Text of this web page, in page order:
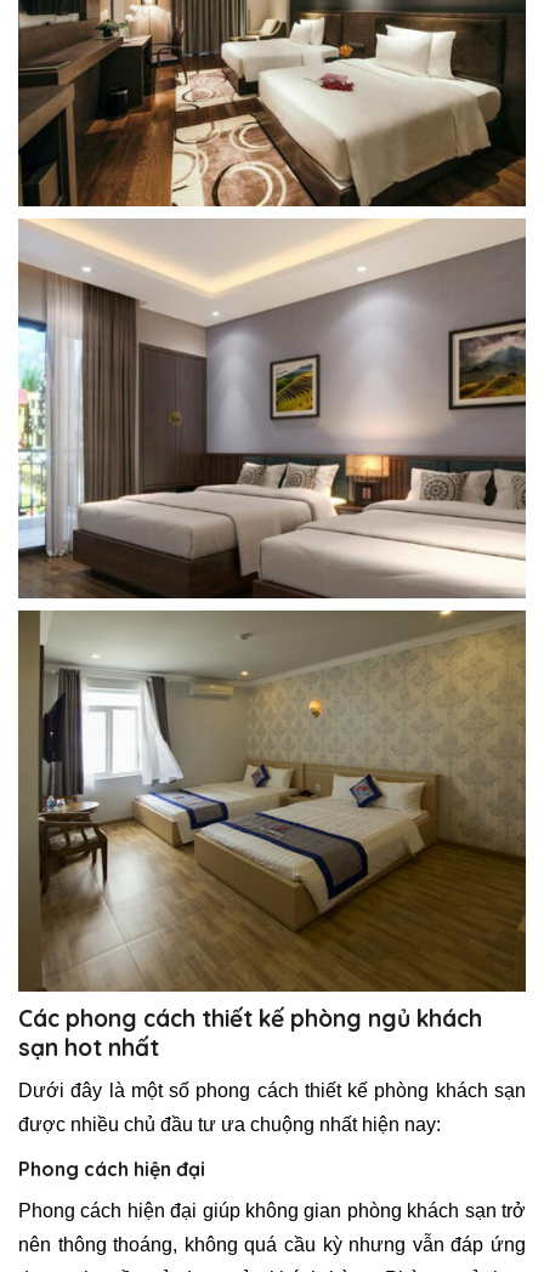
Các phong cách thiết kế phòng ngủ khách
sạn hot nhất
Dưới đây là một số phong cách thiết kế phòng khách sạn
được nhiều chủ đầu tư ưa chuộng nhất hiện nay:
Phong cách hiện đại
Phong cách hiện đại giúp không gian phòng khách sạn trở
nên thông thoáng, không quá cầu kỳ nhưng vẫn đáp ứng